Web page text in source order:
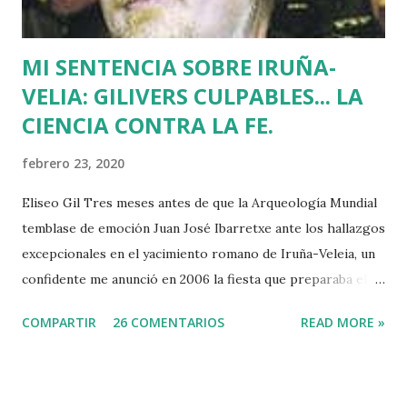
descubrimos que l...
MI SENTENCIA SOBRE IRUÑA-
VELIA: GILIVERS CULPABLES... LA
CIENCIA CONTRA LA FE.
febrero 23, 2020
Eliseo Gil Tres meses antes de que la Arqueología Mundial
temblase de emoción Juan José Ibarretxe ante los hallazgos
excepcionales en el yacimiento romano de Iruña-Veleia, un
confidente me anunció en 2006 la fiesta que preparaba el
primer calvario de la Cristiandad (con un sonrojante RIP en
COMPARTIR 26 COMENTARIOS READ MORE »